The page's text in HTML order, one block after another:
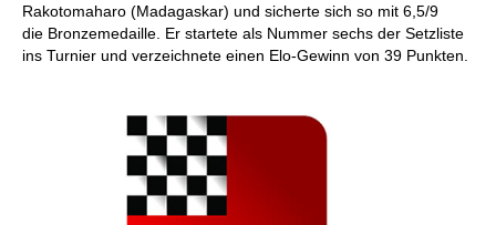
Rakotomaharo (Madagaskar) und sicherte sich so mit 6,5/9
die Bronzemedaille. Er startete als Nummer sechs der Setzliste
ins Turnier und verzeichnete einen Elo-Gewinn von 39 Punkten.